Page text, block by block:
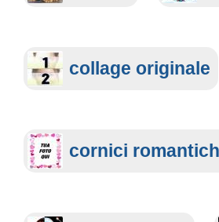
collage originale
cornici